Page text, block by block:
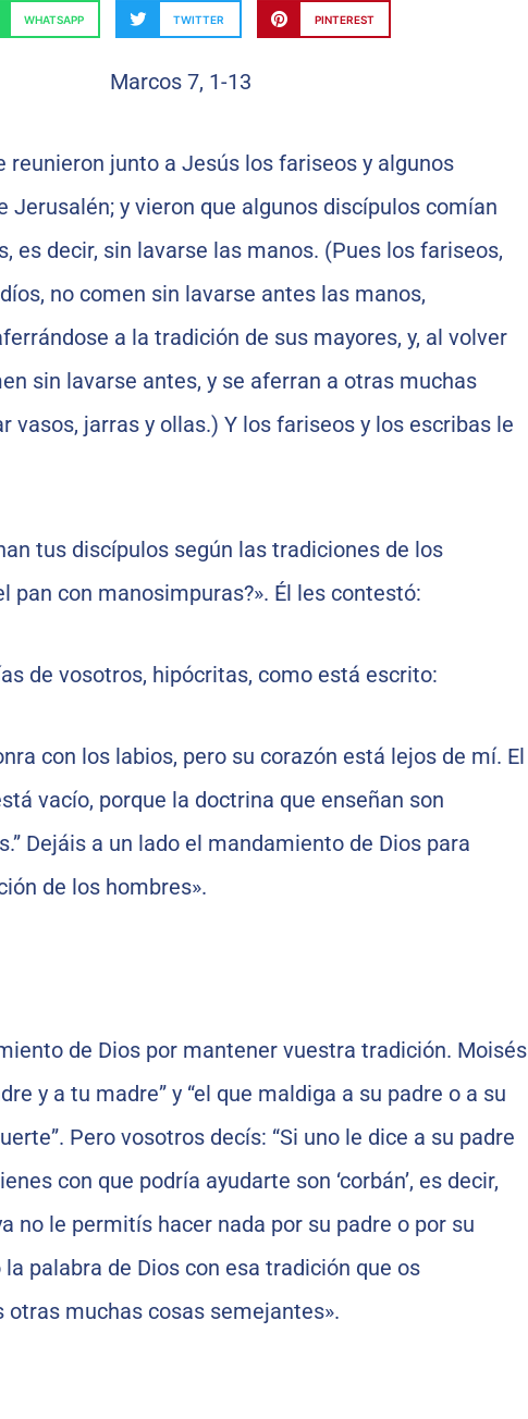
WHATSAPP TWITTER PINTEREST
reunieron junto a Jesús los fariseos y algunos
Jerusalén; y vieron que algunos discípulos comían
es decir, sin lavarse las manos. (Pues los fariseos,
no comen sin lavarse antes las manos,
a la tradición de sus mayores, y, al volver
sin lavarse antes, y se aferran a otras muchas
vasos, jarras y ollas.) Y los fariseos y los escribas le
tus discípulos según las tradiciones de los
pan con manosimpuras?». Él les contestó:
de vosotros, hipócritas, como está escrito:
con los labios, pero su corazón está lejos de mí. El
vacío, porque la doctrina que enseñan son
Dejáis a un lado el mandamiento de Dios para
de los hombres».
de Dios por mantener vuestra tradición. Moisés
y a tu madre” y “el que maldiga a su padre o a su
Pero vosotros decís: “Si uno le dice a su padre
con que podría ayudarte son ‘corbán’, es decir,
no le permitís hacer nada por su padre o por su
palabra de Dios con esa tradición que os
muchas cosas semejantes».